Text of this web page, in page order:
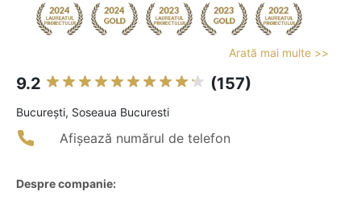
Arată mai multe >>
9.2 (157)
Bucureşti, Soseaua Bucuresti
Afișează numărul de telefon
Despre companie: